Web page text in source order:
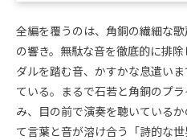
全編を覆うのは、角銅の繊細な
の響き。無駄な音を徹底的に排
ダルを踏む音、かすかな息遣い
ている。まるで石若と角銅のプ
み、目の前で演奏を聴いている
て言葉と音が溶け合う「詩的な